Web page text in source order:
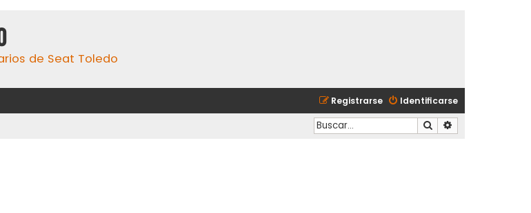
de Seat Toledo
Identificarse
Registrarse
Buscar